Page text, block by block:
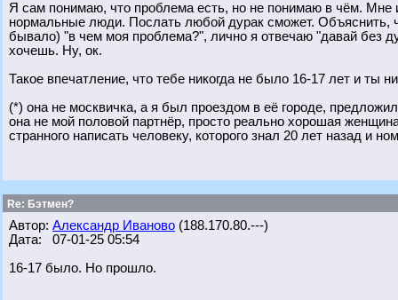
Я сам понимаю, что проблема есть, но не понимаю в чём. Мне
нормальные люди. Послать любой дурак сможет. Объяснить,
бывало) "в чем моя проблема?", лично я отвечаю "давай без
хочешь. Ну, ок.
Такое впечатление, что тебе никогда не было 16-17 лет и ты
(*) она не москвичка, а я был проездом в её городе,
она не мой половой партнёр, просто реально хорошая
странного написать человеку, которого знал 20 лет назад и
Re: Бэтмен?
Автор: Александр Иваново (188.170.80.---)
Дата: 07-01-25 05:54
16-17 было. Но прошло.